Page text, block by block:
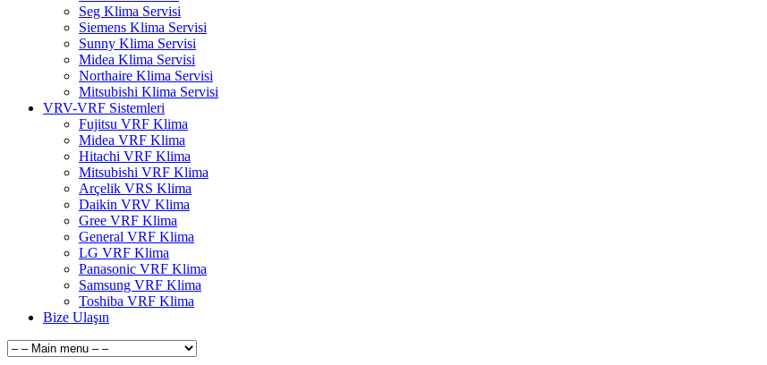
Seg Klima Servisi
Siemens Klima Servisi
Sunny Klima Servisi
Midea Klima Servisi
Northaire Klima Servisi
Mitsubishi Klima Servisi
VRV-VRF Sistemleri
Fujitsu VRF Klima
Midea VRF Klima
Hitachi VRF Klima
Mitsubishi VRF Klima
Arçelik VRS Klima
Daikin VRV Klima
Gree VRF Klima
General VRF Klima
LG VRF Klima
Panasonic VRF Klima
Samsung VRF Klima
Toshiba VRF Klima
Bize Ulaşın